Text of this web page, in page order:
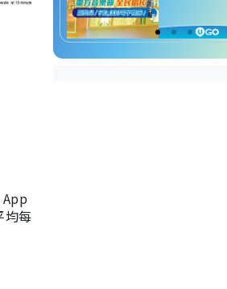
均每